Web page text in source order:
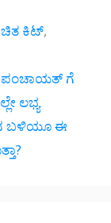
ಕಿಟ್,
ಪಂಚಾಯತ್ ಗೆ
ಲಭ್ಯ
ಬಳಿಯೂ ಈ